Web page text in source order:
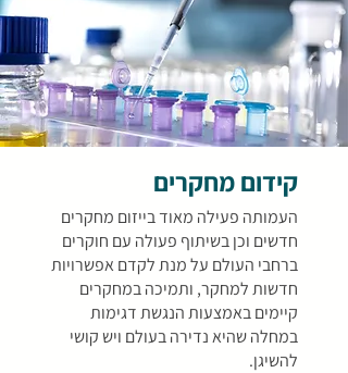
קידום מחקרים
העמותה פעילה מאוד בייזום מחקרים
חדשים וכן בשיתוף פעולה עם חוקרים
ברחבי העולם על מנת לקדם אפשרויות
חדשות למחקר, ותמיכה במחקרים
קיימים באמצעות הנגשת דגימות
במחלה שהיא נדירה בעולם ויש קושי
להשיגן.